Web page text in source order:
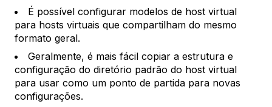
É possível configurar modelos de host virtual
para hosts virtuais que compartilham do mesmo
formato geral.
Geralmente, é mais fácil copiar a estrutura e
configuração do diretório padrão do host virtual
para usar como um ponto de partida para novas
configurações.